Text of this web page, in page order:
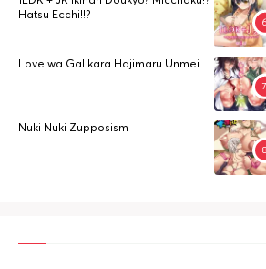
Hatsu Ecchi!!?
Love wa Gal kara Hajimaru Unmei
Nuki Nuki Zupposism